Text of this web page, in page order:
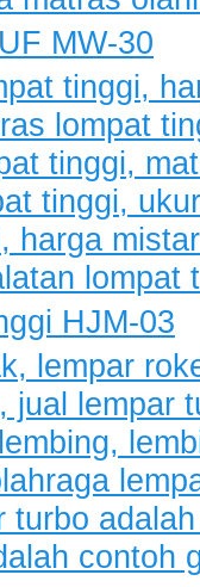
MW-30
HJM-03